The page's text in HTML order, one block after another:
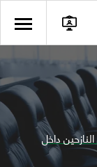
داخل